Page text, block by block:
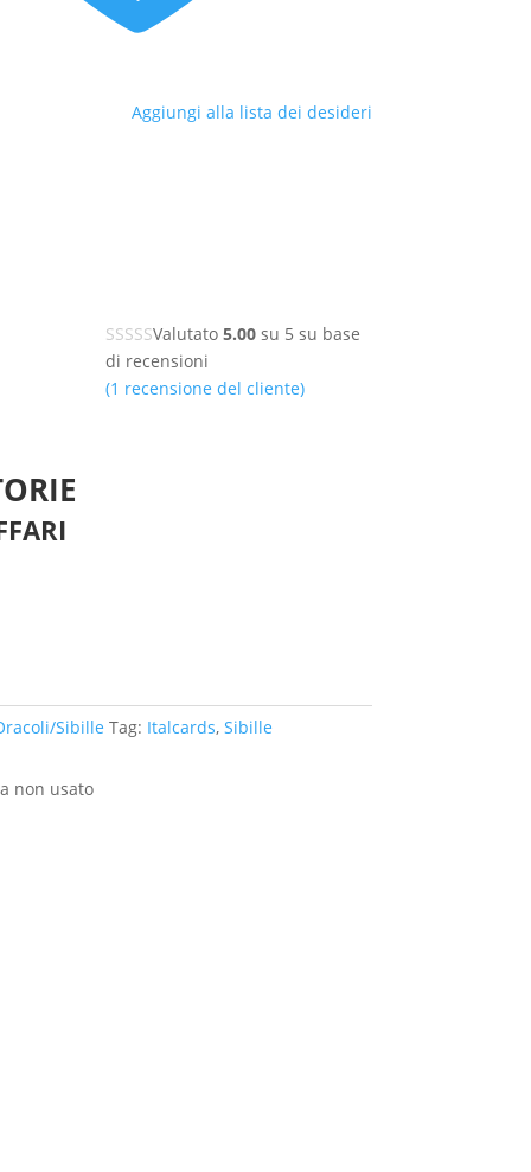
Aggiungi alla lista dei desideri
Valutato5.00 su 5 su base
di recensioni
(1 recensione del cliente)
Sibille Tag: Italcards, Sibille
non usato